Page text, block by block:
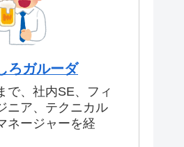
ろガルーダ
で、社内SE、フィ
ニア、テクニカル
ネージャーを経